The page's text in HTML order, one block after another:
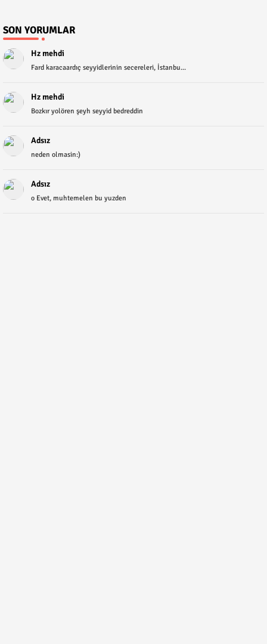
SON YORUMLAR
Hz mehdi
Fard karacaardıç seyyidlerinin secereleri, İstanbu...
Hz mehdi
Bozkır yolören şeyh seyyid bedreddin
Adsız
neden olmasin:)
Adsız
o Evet, muhtemelen bu yuzden